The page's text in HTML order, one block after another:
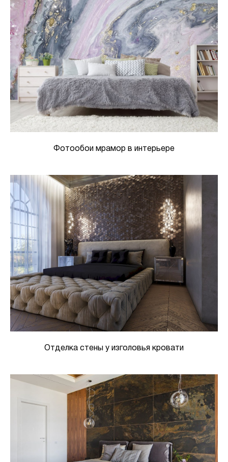
Фотообои мрамор в интерьере
Отделка стены у изголовья кровати